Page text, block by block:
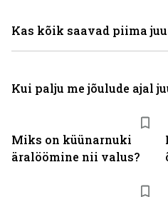
Miks on küünarnuki
äralöömine nii valus?
Kas kõik saavad piima
Kui palju me jõulude ajal